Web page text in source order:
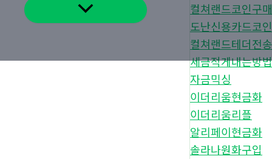
메
뉴
토
컬쳐랜드코인구매
도난신용카드코
컬쳐랜드테더전송
세금적게내는방법
자금믹싱
이더리움현금화
이더리움리플
알리페이현금화
솔라나원화구입